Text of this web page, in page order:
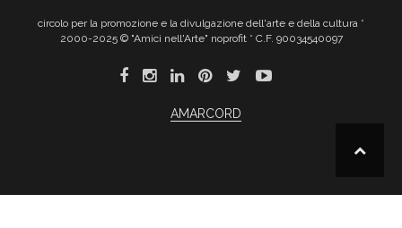
circolo per la promozione e la divulgazione dell'arte e della cultura *
2000-2025 © "Amici nell'Arte" noprofit * C.F. 90034540097
AMARCORD